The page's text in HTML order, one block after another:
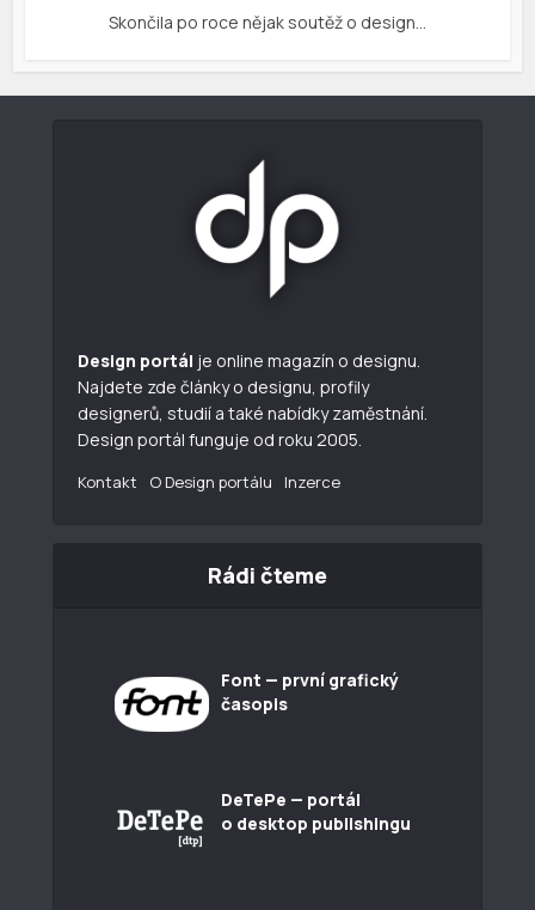
Skončila po roce nějak soutěž o design…
Design portál je online magazín o designu.
Najdete zde články o designu, profily
designerů, studií a také nabídky zaměstnání.
Design portál funguje od roku 2005.
Kontakt O Design portálu Inzerce
Rádi čteme
Font — první grafický
časopis
DeTePe — portál
o desktop publishingu